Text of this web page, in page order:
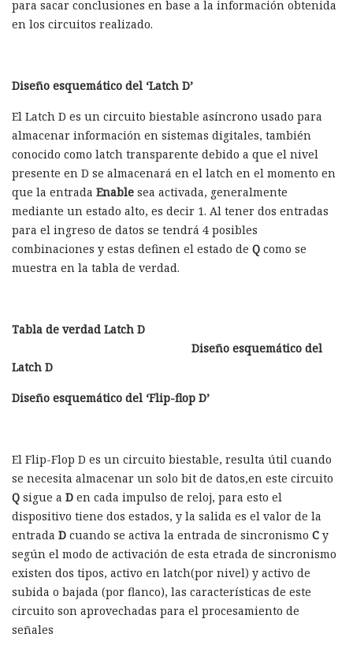
para sacar conclusiones en base a la información obtenida
en los circuitos realizado.
Diseño esquemático del ‘Latch D’
El Latch D es un circuito biestable asíncrono usado para
almacenar información en sistemas digitales, también
conocido como latch transparente debido a que el nivel
presente en D se almacenará en el latch en el momento en
que la entrada Enable sea activada, generalmente
mediante un estado alto, es decir 1. Al tener dos entradas
para el ingreso de datos se tendrá 4 posibles
combinaciones y estas definen el estado de Q como se
muestra en la tabla de verdad.
Tabla de verdad Latch D
Diseño esquemático del
Latch D
Diseño esquemático del ‘Flip-flop D’
El Flip-Flop D es un circuito biestable, resulta útil cuando
se necesita almacenar un solo bit de datos,en este circuito
Q sigue a D en cada impulso de reloj, para esto el
dispositivo tiene dos estados, y la salida es el valor de la
entrada D cuando se activa la entrada de sincronismo C y
según el modo de activación de esta etrada de sincronismo
existen dos tipos, activo en latch(por nivel) y activo de
subida o bajada (por flanco), las características de este
circuito son aprovechadas para el procesamiento de
señales